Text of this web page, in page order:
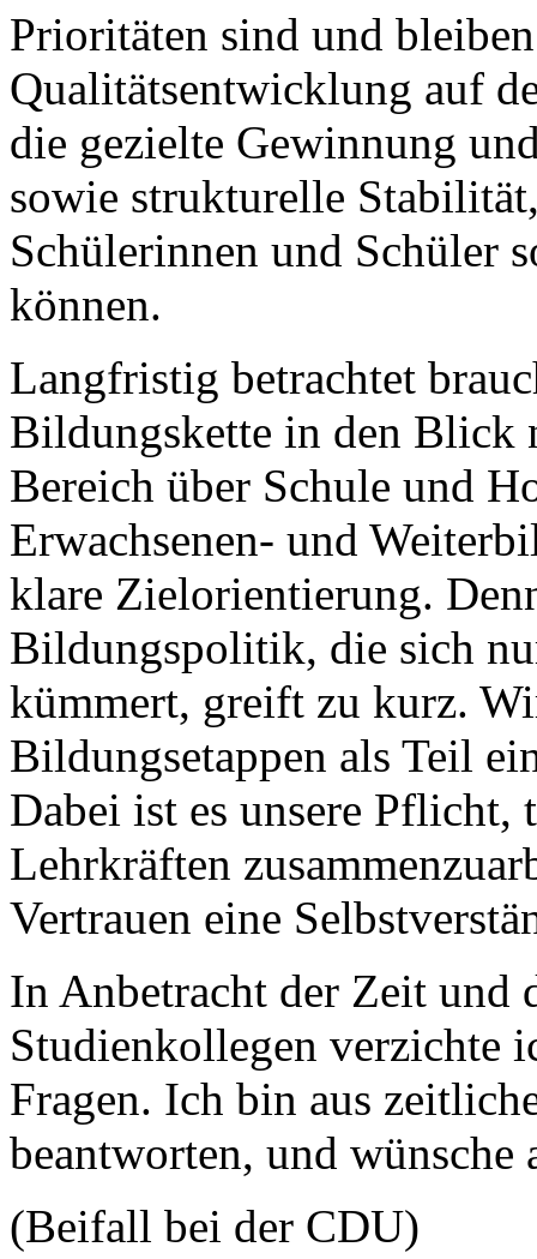
Prioritäten sind und
Qualitätsentwicklung auf
die gezielte Gewinnung
sowie strukturelle
Schülerinnen und Schüler
können.
Langfristig betrachtet
Bildungskette in den
Bereich über Schule und
Erwachsenen- und
klare Zielorientierung.
Bildungspolitik, die sich
kümmert, greift zu kurz.
Bildungsetappen als Teil
Dabei ist es unsere Pflicht,
Lehrkräften
Vertrauen eine
In Anbetracht der Zeit und
Studienkollegen verzichte
Fragen. Ich bin aus
beantworten, und wünsche
(Beifall bei der CDU)